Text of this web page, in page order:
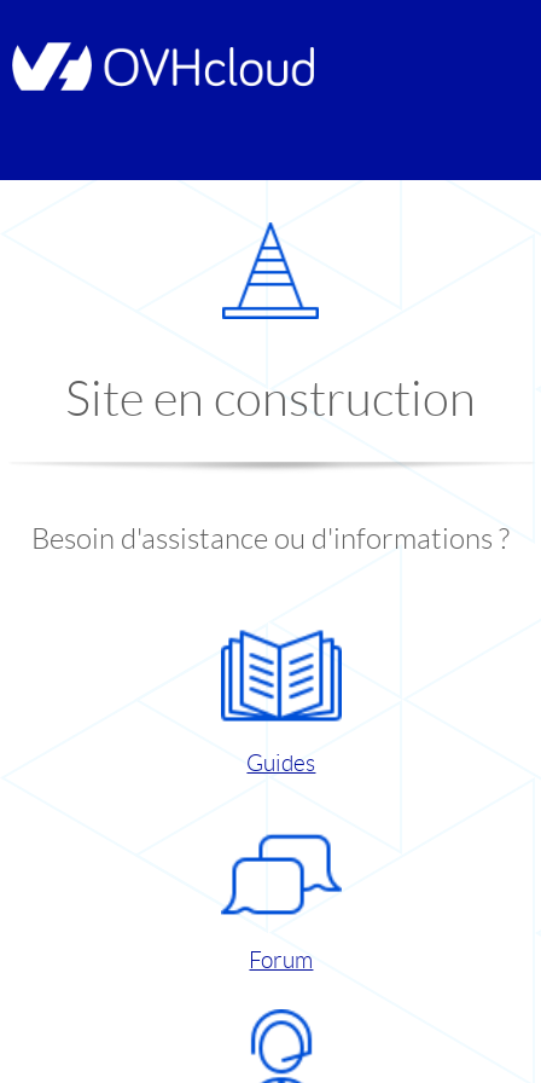
Site en construction
Besoin d'assistance ou d'informations ?
Guides
Forum